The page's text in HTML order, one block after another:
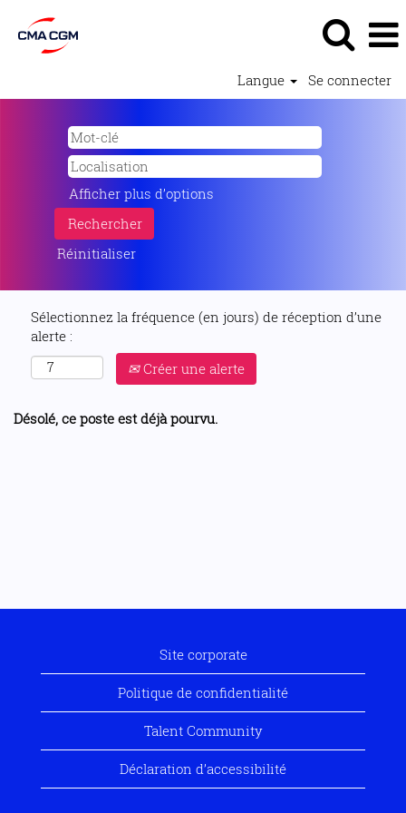
Langue Se connecter
Afficher plus d’options
Réinitialiser
Sélectionnez la fréquence (en jours) de réception d’une
alerte :
Créer une alerte
Désolé, ce poste est déjà pourvu.
Site corporate
Politique de confidentialité
Talent Community
Déclaration d’accessibilité